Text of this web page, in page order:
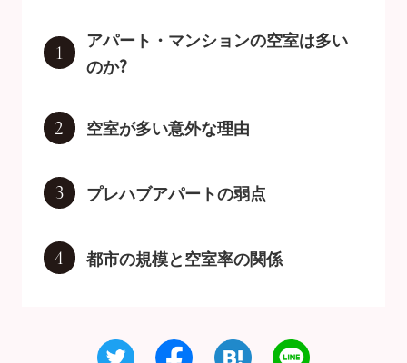
1
アパート・マンションの空室は多い
のか?
2 空室が多い意外な理由
3 プレハブアパートの弱点
4 都市の規模と空室率の関係